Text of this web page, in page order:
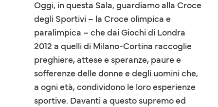
Oggi, in questa Sala, guardiamo alla Croce
degli Sportivi – la Croce olimpica e
paralimpica – che dai Giochi di Londra
2012 a quelli di Milano-Cortina raccoglie
preghiere, attese e speranze, paure e
sofferenze delle donne e degli uomini che,
a ogni età, condividono le loro esperienze
sportive. Davanti a questo supremo ed